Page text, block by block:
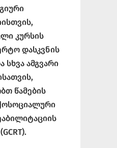
კურსის
დასკვნის
ამგვარი
წამების